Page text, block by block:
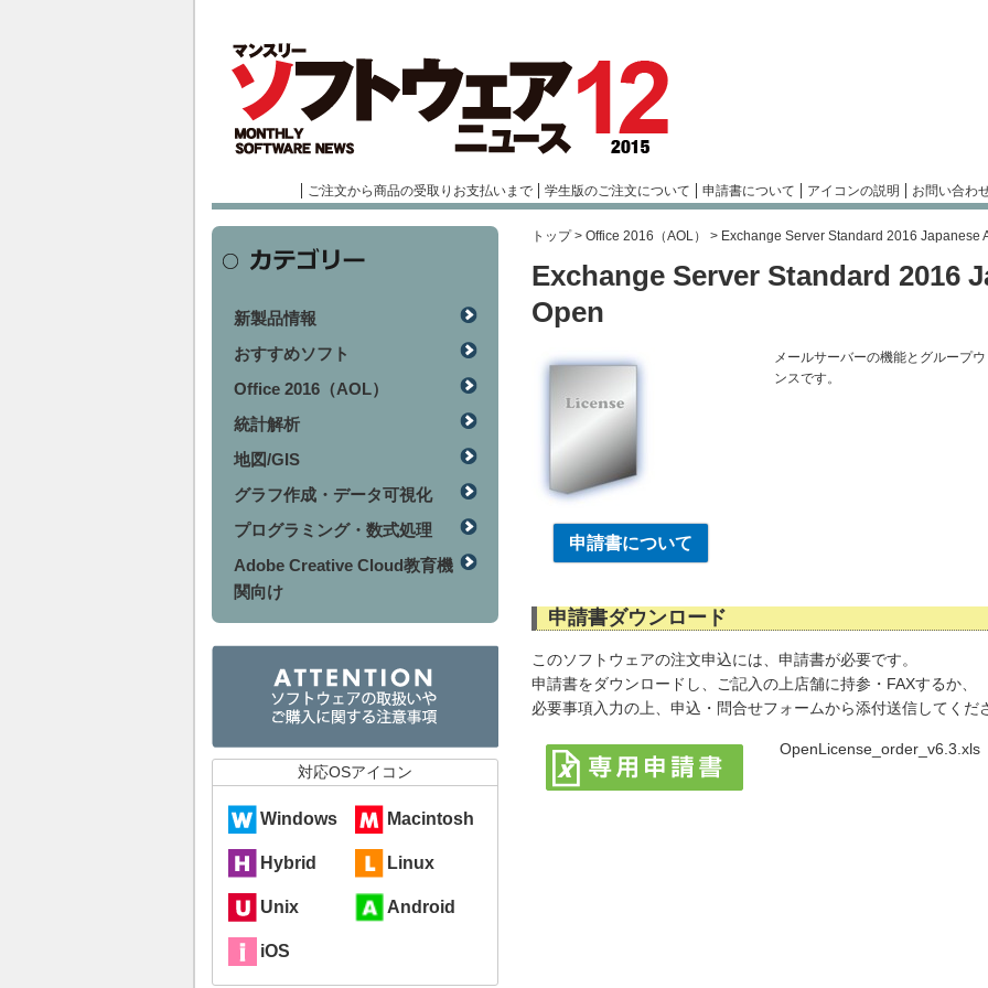
ご注文から商品の受取りお支払いまで 学生版のご注文について 申請書について アイコンの説明 お問い合わ
トップ> Office 2016（AOL） > Exchange Server Standard 2016 Japanese
Exchange Server Standard 2016
Open
申請書について
メールサーバーの機能とグループ
ンスです。
申請書ダウンロード
このソフトウェアの注文申込には、申請書が必要です。
申請書をダウンロードし、ご記入の上店舗に持参・FAXするか、
必要事項入力の上、申込・問合せフォームから添付送信してくだ
OpenLicense_order_v6.3.xls
新製品情報
おすすめソフト
Office 2016（AOL）
統計解析
地図/GIS
グラフ作成・データ可視化
プログラミング・数式処理
Adobe Creative Cloud教育機
関向け
対応OSアイコン
Windows Macintosh
Hybrid Linux
Unix Android
iOS